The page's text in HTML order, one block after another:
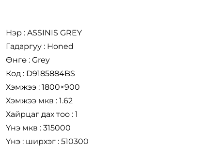
Нэр : ASSINIS GREY
Гадаргуу : Honed
Өнгө : Grey
Код : D9185884BS
Хэмжээ : 1800×900
Хэмжээ мкв : 1.62
Хайрцаг дах тоо : 1
Үнэ мкв : 315000
Үнэ : ширхэг : 510300